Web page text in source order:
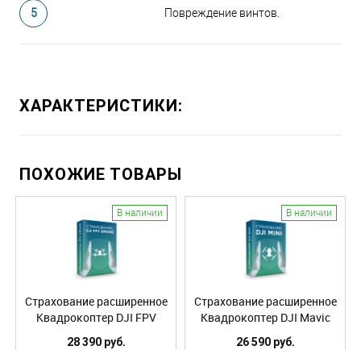
5 Повреждение винтов.
ХАРАКТЕРИСТИКИ:
ПОХОЖИЕ ТОВАРЫ
В наличии
Страхование расширенное
Квадрокоптер DJI FPV
Drone (ВСК)
28 390 руб.
В наличии
Страхование расширенное
Квадрокоптер DJI Mavic
Mini (ВСК)
26 590 руб.